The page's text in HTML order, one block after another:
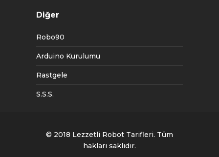
Diğer
Robo90
Arduino Kurulumu
Rastgele
S.S.S.
© 2018 Lezzetli Robot Tarifleri. Tüm
hakları saklıdır.